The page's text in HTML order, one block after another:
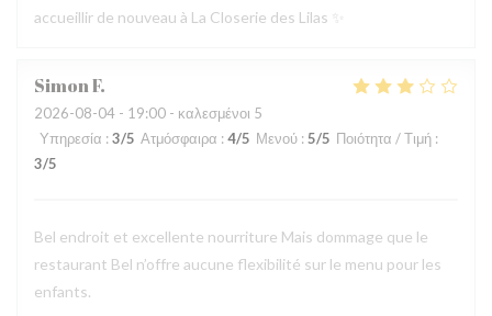
accueillir de nouveau à La Closerie des Lilas ✨
SimonF
2026-08-04 - 19:00 - καλεσμένοι 5
Υπηρεσία : 3/5 Ατμόσφαιρα : 4/5 Μενού : 5/5 Ποιότητα / Τιμή :
3/5
Bel endroit et excellente nourriture Mais dommage que le
restaurant Bel n’offre aucune flexibilité sur le menu pour les
enfants.